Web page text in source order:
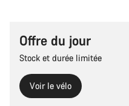
Offre du jour
Stock et durée limitée
Voir le vélo